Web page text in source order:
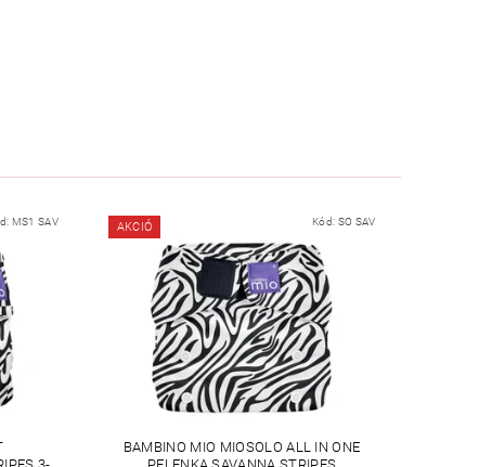
MS1 SAV AKCIÓ Kód: SO SAV
BAMBINO MIO MIOSOLO ALL IN ONE